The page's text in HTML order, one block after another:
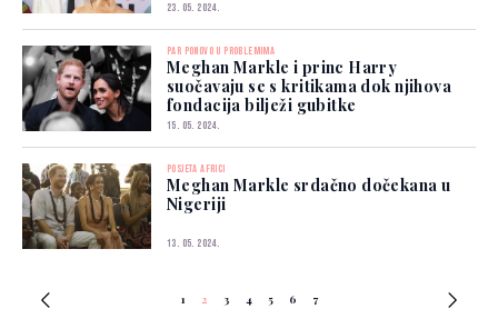
23. 05. 2024.
PAR PONOVO U PROBLEMIMA
Meghan Markle i princ Harry
suočavaju se s kritikama dok njihova
fondacija bilježi gubitke
15. 05. 2024.
POSJETA AFRICI
Meghan Markle srdačno dočekana u
Nigeriji
13. 05. 2024.
1 2 3 4 5 6 7